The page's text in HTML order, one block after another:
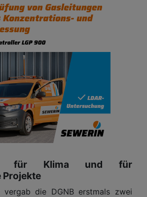
für Klima und für
vergab die DGNB erstmals zwei